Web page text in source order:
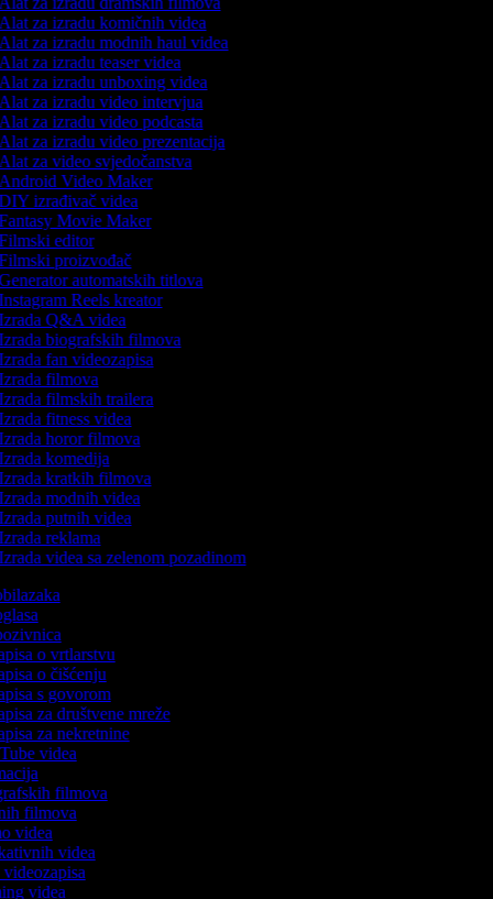
za izradu komičnih videa
za izradu modnih haul videa
za izradu teaser videa
za izradu unboxing videa
za izradu video intervjua
za izradu video podcasta
za izradu video prezentacija
za video svjedočanstva
Video Maker
izrađivač videa
Movie Maker
editor
proizvođač
automatskih titlova
Reels kreator
Q&A videa
biografskih filmova
fan videozapisa
filmova
filmskih trailera
fitness videa
horor filmova
komedija
kratkih filmova
modnih videa
putnih videa
reklama
videa sa zelenom pozadinom
o vrtlarstvu
o čišćenju
s govorom
za društvene mreže
za nekretnine
videa
filmova
filmova
videa
videa
videa